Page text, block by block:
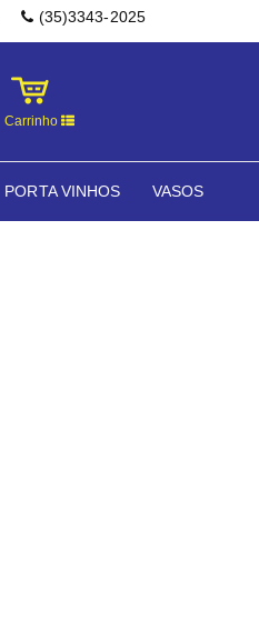
(35)3343-2025
Carrinho
PORTA VINHOS VASOS